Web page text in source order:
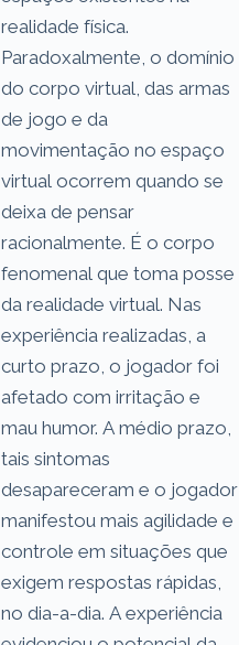
realidade física.
Paradoxalmente, o domínio
do corpo virtual, das armas
de jogo e da
movimentação no espaço
virtual ocorrem quando se
deixa de pensar
racionalmente. É o corpo
fenomenal que toma posse
da realidade virtual. Nas
experiência realizadas, a
curto prazo, o jogador foi
afetado com irritação e
mau humor. A médio prazo,
tais sintomas
desapareceram e o jogador
manifestou mais agilidade e
controle em situações que
exigem respostas rápidas,
no dia-a-dia. A experiência